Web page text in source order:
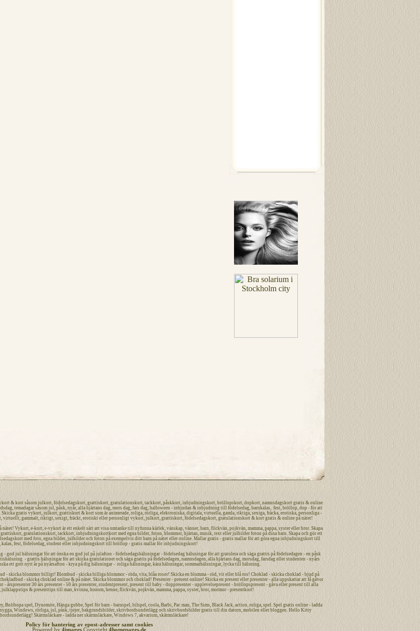
& kortsåsom julkort, födelsedagskort, grattiskort, gratulationskort, tackkort, påskkort, inbjudningskort, bröllopskort, dopkort, namnsdagskort gratis& online
temadagar såsomjul, påsk, nyår, alla hjärtans dag, mors dag, fars dag, halloween - inbjudan & inbjudning till födelsedag, barnkalas, fest, bröllop, dop - för att
Skicka gratis vykort, julkort, grattiskort& kortsom är animerade, roliga, rörliga, elektroniska, digitala, virtuella, gamla, riktiga, sexiga, fräcka, erotiska, personliga-
, virtuellt, gammalt, riktigt, sexigt, fräckt, erotiskteller personligt vykort, julkort, grattiskort, födelsedagskort, gratulationskort& kort gratis & online på nätet!
nätet! Vykort, e-kort, e-vykortär ett enkelt sätt att visa omtanke till nyfunna kärlek, vänskap, vänner, barn, flickvän, pojkvän, mamma, pappa, systereller bror. Skapa
grattiskort, gratulationskort, tackkort, inbjudningskortkort med egna bilder, foton, blommor, hjärtan, musik, text eller julbilder foton på dina barn. Skapa och gör ett
med foto, egna bilder, julbilder och foton på exempelvis ditt barn på nätet eller online. Mallar gratis - gratis mallar för att göra egna inbjudningskort till
kalas, fest, födelsedag, student eller inbjudningskort till bröllop - gratis mallar för inbjudningskort!
- god jul hälsningar för att önska en god jul på julafton - födelsedagshälsningar - födelsedag hälsningar för att gratulera och säga grattis på födelsedagen - en påsk
- grattis hälsningar för att skicka gratulationer och säga grattis påfödelsedagen, namnsdagen, alla hjärtans dag, morsdag, farsdag eller studenten - nyårs
ett gott nytt år på nyårsafton - krya på dig hälsningar - roliga hälsningar, kära hälsningar, sommarhälsningar, lycka till hälsning.
skicka blommor billigt! Blombud - skicka billiga blommor - röda, vita, blåa rosor! Skicka en blomma - röd, vit eller blå ros! Choklad - skicka choklad - bjud på
- skicka choklad online & på nätet. Skicka blommor och choklad! Presenter - present online! Skicka en present eller presenter - alla uppskattar att få gåvor
årspresenter 30 års presenter - 50 års presenter, studentpresent, present till baby - doppresenter - upplevelsepresent - bröllopspresent - gåva eller present till alla
julklappstips & presenttips till man, kvinna, honom, henne, flickvän, pojkvän, mamma, pappa, syster, bror, mormor - presentkort!
, Bolibopa spel, Dynomite, Hänga gubbe, Spel för barn - barnspel, bilspel, coola, Barbi, Pac man, The Sims, Black Jack, action, roliga, spel. Spel gratis online - ladda
Windows, rörliga, jul, påsk, tjejer,bakgrundsbilder, skrivbordsunderlägg och skrivbordsbilder gratis till din datorn, mobilen eller bloggen. Hello Kitty
Skärmsläckare - ladda ner skärmsläckare, Windows 7, akvarium, skärmsläckare!
Policy för hantering av epost-adresser samt cookies
Powered by 4images Copyright 4homepages.de